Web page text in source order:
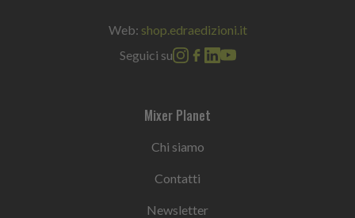
Web: shop.edraedizioni.it
Seguici su
Mixer Planet
Chi siamo
Contatti
Newsletter